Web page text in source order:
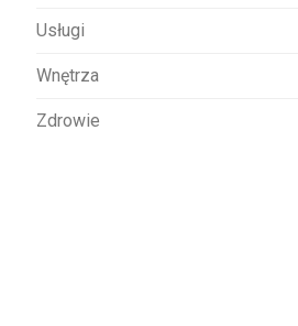
Usługi
Wnętrza
Zdrowie